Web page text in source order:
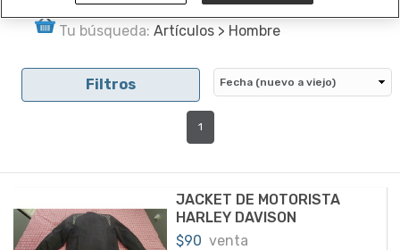
Tu búsqueda: Artículos > Hombre
Filtros
1
JACKET DE MOTORISTA
HARLEY DAVISON
$90 venta